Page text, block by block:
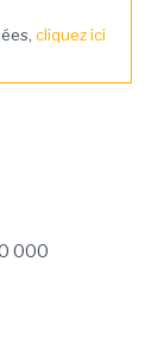
cliquez ici
000